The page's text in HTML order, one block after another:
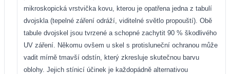
mikroskopická vrstvička kovu, kterou je opatřena jedna z tabulí
dvojskla (tepelné záření odráží, viditelné světlo propouští). Obě
tabule dvojskel jsou tvrzené a schopné zachytit 90 % škodlivého
UV záření. Někomu ovšem u skel s protisluneční ochranou může
vadit mírně tmavší odstín, který zkresluje skutečnou barvu
oblohy. Jejich stínicí účinek je každopádně alternativou